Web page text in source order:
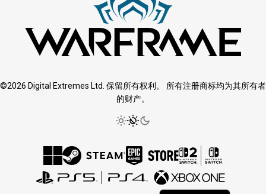
©2026 Digital Extremes Ltd. 保留所有权利。 所有注册商标均为其所有者
的财产。